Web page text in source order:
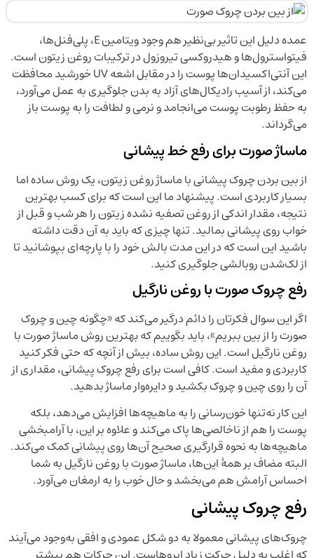
عمده دلیل این تاثیر بی‌نظیر هم وجود ویتامین E، پلی‌فنل‌ها،
فیتواسترول‌ها و هیدروکسی تیروزول در ترکیبات روغن زیتون است.
این آنتی‌اکسیدان‌ها پوست را در مقابل اشعه UV خورشید محافظت
می‌کند، از آسیب رادیکال‌های آزاد به بدن جلوگیری به عمل می‌آورد،
به حفظ رطوبت پوست می‌انجامد و نرمی و لطافت را به پوست باز
می‌گرداند.
ماساژ صورت برای رفع خط پیشانی
از بین بردن چروک پیشانی با ماساژ روغن زیتون، یک روش ساده اما
بسیار کاربردی است. پیشنهاد ما این است که برای کسب بهترین
نتیجه، مقدار اندکی از روغن تصفیه نشده زیتون را هر شب و قبل از
خواب روی پیشانی بمالید. تنها چیزی که باید به آن دقت داشته
باشید این است که در این مدت بالش خود را با پارچه‌ای بپوشانید تا
از لک‌شدن روبالشی جلوگیری کنید.
رفع چروک صورت با روغن نارگیل
اگر این سوال فکرتان را دائم درگیر می‌کند که «چگونه چین و چروک
صورت را از بین ببریم»، باید بگوییم که بهترین روش ماساژ صورت با
روغن نارگیل است. این روش ساده، بیش از آنچه که حتی فکر کنید
کاربردی و مفید است. کافی است برای رفع چروک پیشانی، مقداری از
آن را روی چین و چروک بکشید و دایره‌وار ماساژ بدهید.
این کار نه‌تنها خون‌رسانی را به ماهیچه‌ها افزایش می‌دهد، بلکه
پوست را هم از ناخالصی‌ها پاک می‌کند و علاوه ‌بر این، با آرامبخشی
ماهیچه‌ها به نحوه قرارگیری صحیح آن‌ها روی پیشانی کمک می‌کند.
البته مضاف بر همۀ این‌ها، ماساژ صورت با روغن نارگیل به شما
احساس آرامش هم می‌بخشد و حال خوب را به ارمغان می‌آورد.
رفع چروک پیشانی
چروک‌های پیشانی معمولا به دو شکل عمودی و افقی به‌وجود می‌آیند